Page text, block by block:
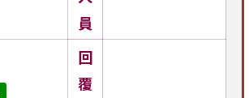
員
回
覆